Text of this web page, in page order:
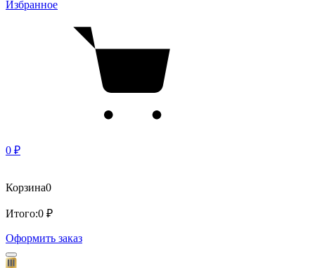
Избранное
0 ₽
Корзина0
Итого:0 ₽
Оформить заказ